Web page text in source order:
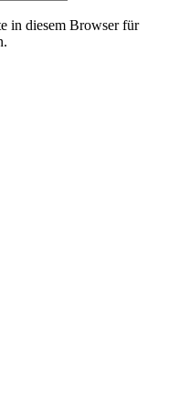
in diesem Browser für